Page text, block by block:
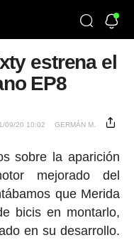
estrena el
EP8
09/20 10:02 GERMÁN M.
sobre la aparición
mejorado del
que Merida
bicis en montarlo,
en su desarrollo.